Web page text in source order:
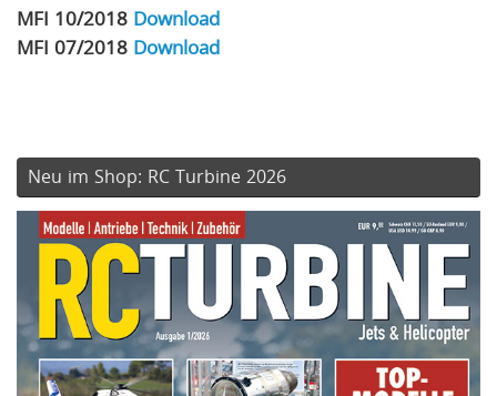
MFI 10/2018 Download
MFI 07/2018 Download
Neu im Shop: RC Turbine 2026